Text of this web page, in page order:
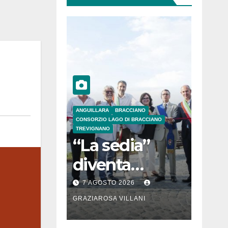
ANGUILLARA
BRACCIANO
CONSORZIO LAGO DI BRACCIANO
TREVIGNANO
“La sedia”
diventa
Belvedere sul
lago di
Bracciano: ieri
7 AGOSTO 2026
GRAZIAROSA VILLANI